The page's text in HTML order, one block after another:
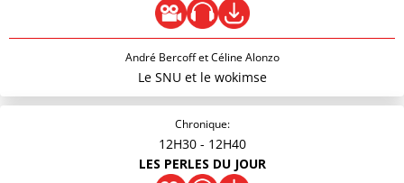
André Bercoff et Céline Alonzo
Le SNU et le wokimse
Chronique:
12H30 - 12H40
LES PERLES DU JOUR